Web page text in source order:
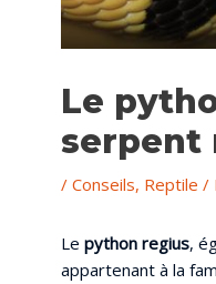
Le
serpent
/ Conseils, Reptile /
Le python regius,
appartenant à la